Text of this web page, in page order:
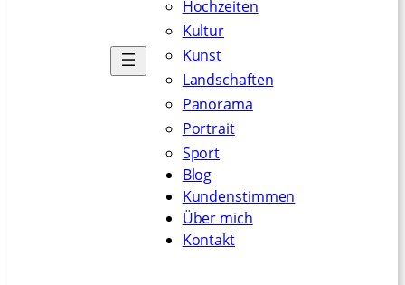
Hochzeiten
Kultur
Kunst
Landschaften
Panorama
Portrait
Sport
Blog
Kundenstimmen
Über mich
Kontakt